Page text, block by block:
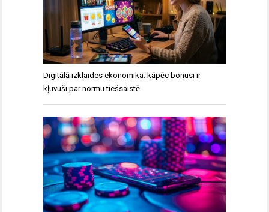
Digitālā izklaides ekonomika: kāpēc bonusi ir
kļuvuši par normu tiešsaistē